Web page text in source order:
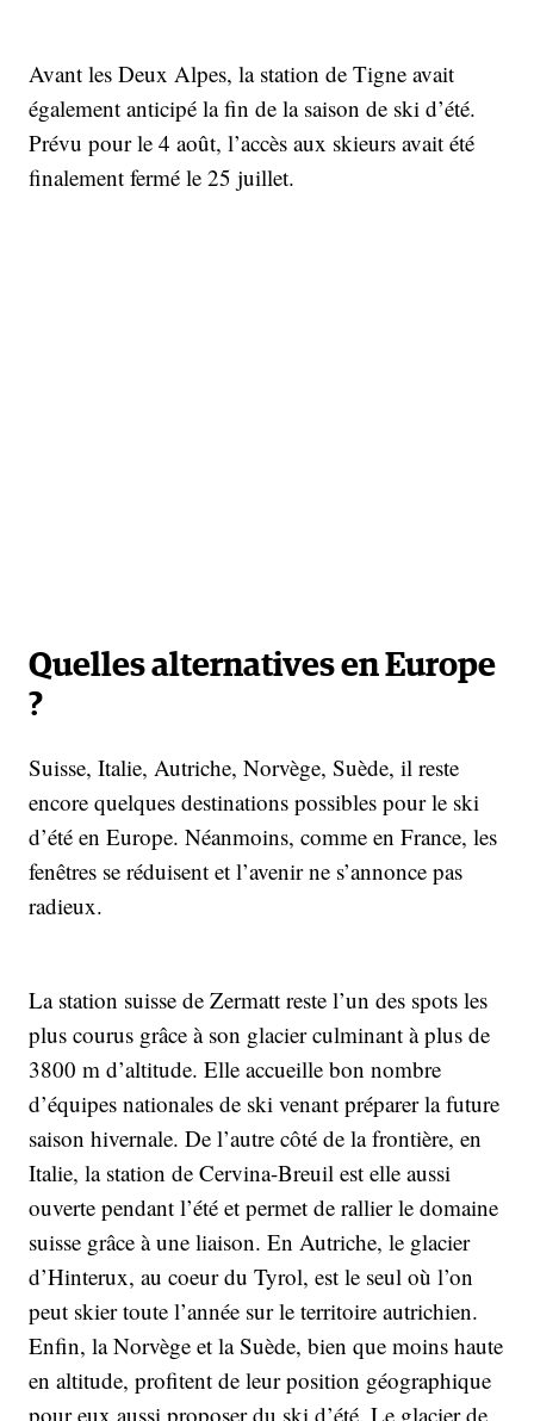
Avant les Deux Alpes, la station de Tigne avait
également anticipé la fin de la saison de ski d’été.
Prévu pour le 4 août, l’accès aux skieurs avait été
finalement fermé le 25 juillet.
Quelles alternatives en Europe
?
Suisse, Italie, Autriche, Norvège, Suède, il reste
encore quelques destinations possibles pour le ski
d’été en Europe. Néanmoins, comme en France, les
fenêtres se réduisent et l’avenir ne s’annonce pas
radieux.
La station suisse de Zermatt reste l’un des spots les
plus courus grâce à son glacier culminant à plus de
3800 m d’altitude. Elle accueille bon nombre
d’équipes nationales de ski venant préparer la future
saison hivernale. De l’autre côté de la frontière, en
Italie, la station de Cervina-Breuil est elle aussi
ouverte pendant l’été et permet de rallier le domaine
suisse grâce à une liaison. En Autriche, le glacier
d’Hinterux, au coeur du Tyrol, est le seul où l’on
peut skier toute l’année sur le territoire autrichien.
Enfin, la Norvège et la Suède, bien que moins haute
en altitude, profitent de leur position géographique
pour eux aussi proposer du ski d’été. Le glacier de